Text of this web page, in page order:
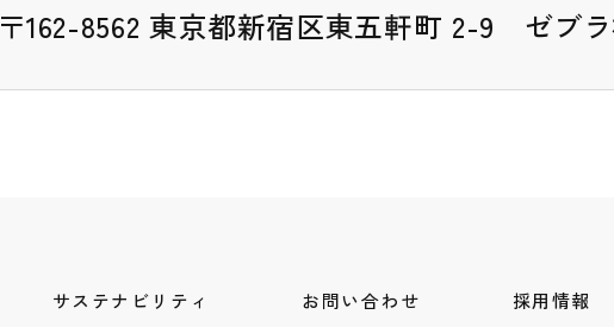
〒162-8562 東京都新宿区東五軒町 2-9 ゼブ
サステナビリティ
お問い合わせ
採用情報